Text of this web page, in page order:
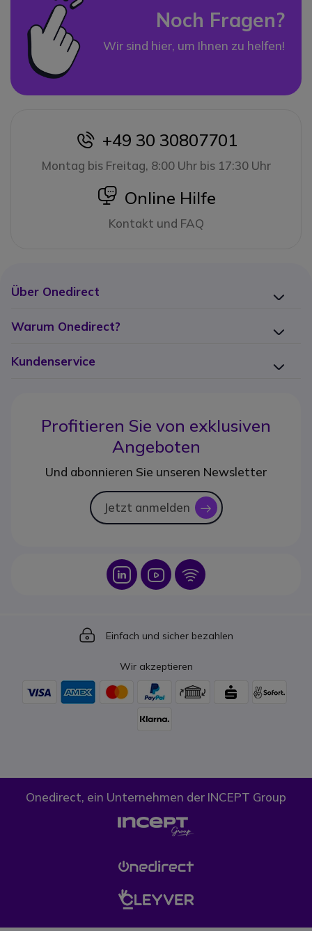
Noch Fragen?
Wir sind hier, um Ihnen zu helfen!
icon
+49 30 30807701
Montag bis Freitag, 8:00 Uhr bis 17:30 Uhr
icon
Online Hilfe
Kontakt und FAQ
Über Onedirect
Warum Onedirect?
Kundenservice
Profitieren Sie von exklusiven
Angeboten
Und abonnieren Sie unseren Newsletter
Jetzt anmelden icon
Icon Icon Icon
Icon
Einfach und sicher bezahlen
Wir akzeptieren
Onedirect, ein Unternehmen der INCEPT Group